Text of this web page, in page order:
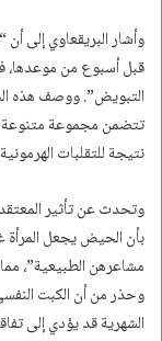
وأشار البريقعاوي إلى
قبل أسبوع من موعدها،
التبويض”. ووصف هذه
تتضمن مجموعة متنوعة
نتيجة للتقلبات
وتحدث عن تأثير
بأن الحيض يجعل
مشاعرهن الطبيعية”،
وحذر من أن الكبت
الشهرية قد يؤدي إلى